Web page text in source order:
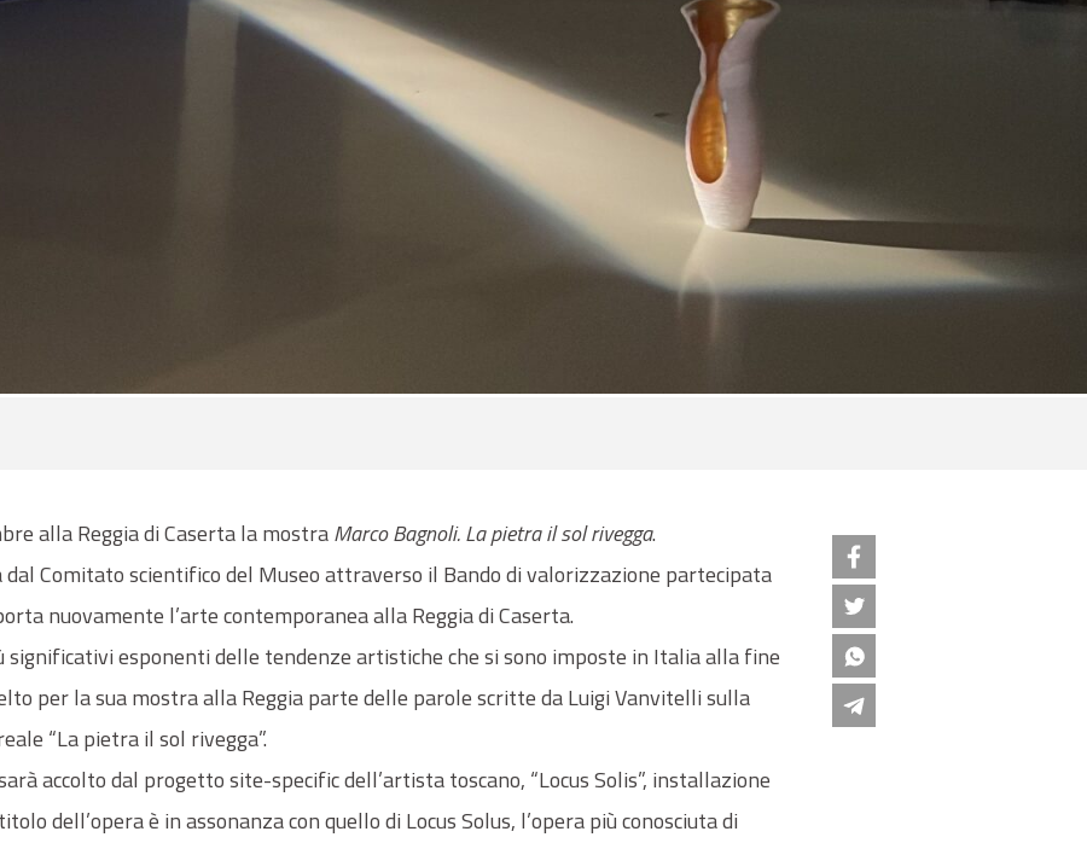
alla Reggia di Caserta la mostraMarco Bagnoli. La pietra il sol rivegga.
dal Comitato scientifico del Museo attraverso il Bando di valorizzazione partecipata
nuovamente l’arte contemporanea alla Reggia di Caserta.
significativi esponenti delle tendenze artistiche che si sono imposte in Italia alla fine
per la sua mostra alla Reggia parte delle parole scritte da Luigi Vanvitelli sulla
“La pietra il sol rivegga”.
accolto dal progetto site-specific dell’artista toscano, “Locus Solis”, installazione
dell’opera è in assonanza con quello di Locus Solus, l’opera più conosciuta di